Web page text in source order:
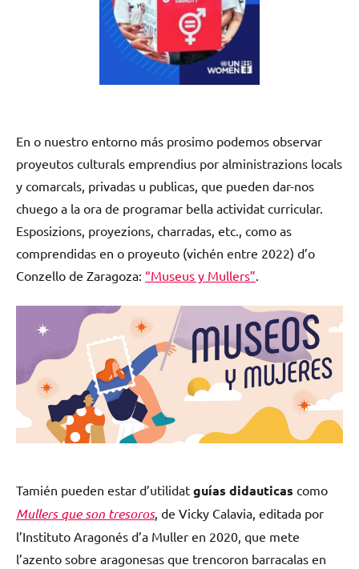
En o nuestro entorno más prosimo podemos observar
proyeutos culturals emprendius por alministrazions locals
y comarcals, privadas u publicas, que pueden dar-nos
chuego a la ora de programar bella actividat curricular.
Esposizions, proyezions, charradas, etc., como as
comprendidas en o proyeuto (vichén entre 2022) d’o
Conzello de Zaragoza: “Museus y Mullers”
Tamién pueden estar d’utilidat guías didauticas como
Mullers que son tresoros, de Vicky Calavia, editada por
l’Instituto Aragonés d’a Muller en 2020, que mete
l’azento sobre aragonesas que trencoron barracalas en